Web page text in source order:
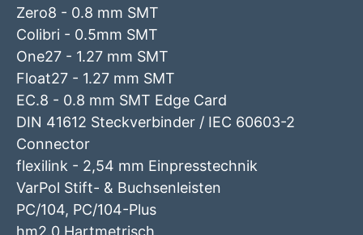
Zero8 - 0.8 mm SMT
Colibri - 0.5mm SMT
One27 - 1.27 mm SMT
Float27 - 1.27 mm SMT
EC.8 - 0.8 mm SMT Edge Card
DIN 41612 Steckverbinder / IEC 60603-2
Connector
flexilink - 2,54 mm Einpresstechnik
VarPol Stift- & Buchsenleisten
PC/104, PC/104-Plus
hm2.0 Hartmetrisch